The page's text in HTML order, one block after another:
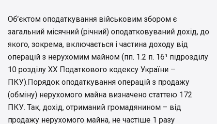
Об’єктом оподаткування військовим збором є
загальний місячний (річний) оподатковуваний дохід, до
якого, зокрема, включається і частина доходу від
операцій з нерухомим майном (пп. 1.2 п. 16¹ підрозділу
10 розділу ХХ Податкового кодексу України –
ПКУ).Порядок оподаткування операцій з продажу
(обміну) нерухомого майна визначено статтею 172
ПКУ. Так, дохід, отриманий громадянином – від
продажу нерухомого майна, не частіше 1 разу